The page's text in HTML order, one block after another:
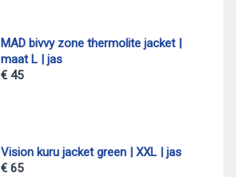
MAD bivvy zone thermolite jacket |
maat L | jas
€ 45
Vision kuru jacket green | XXL | jas
€ 65